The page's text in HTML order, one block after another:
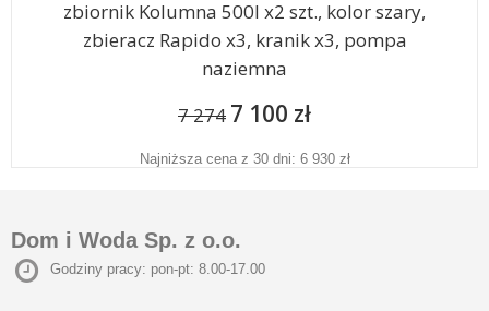
zbiornik Kolumna 500l x2 szt., kolor szary,
zbieracz Rapido x3, kranik x3, pompa
naziemna
7 274 7 100 zł
Najniższa cena z 30 dni: 6 930 zł
Dom i Woda Sp. z o.o.
Godziny pracy: pon-pt: 8.00-17.00